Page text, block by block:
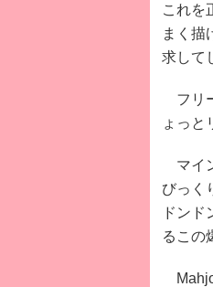
これを
まく描
求して
フリ
ょっと
マイ
びっく
ドン
るこの